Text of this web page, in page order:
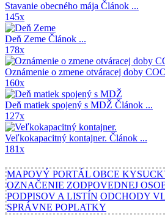
Stavanie obecného mája Článok ...
145x
Deň Zeme Článok ...
178x
Oznámenie o zmene otváracej doby
160x
Deň matiek spojený s MDŽ Článok ...
127x
Veľkokapacitný kontajner. Článok ...
181x
MAPOVÝ PORTÁL OBCE
OZNAČENIE ZODPOVEDNEJ
PODPISOV A LISTÍN ODCHODY
SPRÁVNE POPLATKY